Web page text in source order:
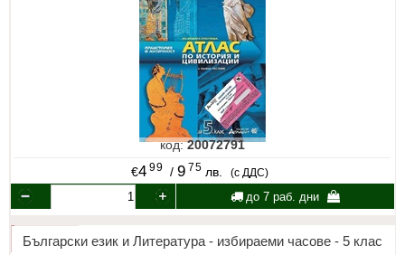
код:20072791
€4 99 /9 75 лв. (с ДДС)
до 7 раб. дни
Български език и Литература - избираеми часове - 5 клас